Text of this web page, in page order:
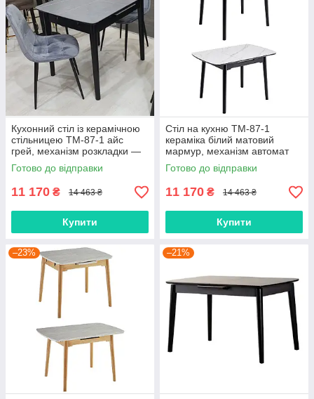
Кухонний стіл із керамічною
стільницею TM-87-1 айс
грей, механізм розкладки —
автомат 90-120х75 см
Готово до відправки
11 170 ₴ 14 463 ₴
Купити
Стіл на кухню TM-87-1
кераміка білий матовий
мармур, механізм автомат
довжина 90-120 см, ширина
75 см
Готово до відправки
11 170 ₴ 14 463 ₴
Купити
–23% –21%